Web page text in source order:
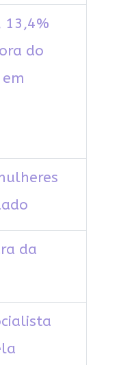
13,4%
do
da